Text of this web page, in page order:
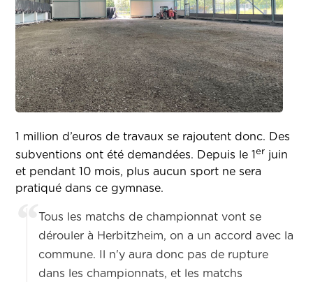
1 million d’euros de travaux se rajoutent donc. Des
subventions ont été demandées. Depuis le 1er juin
et pendant 10 mois, plus aucun sport ne sera
pratiqué dans ce gymnase.
Tous les matchs de championnat vont se
dérouler à Herbitzheim, on a un accord avec la
commune. Il n'y aura donc pas de rupture
dans les championnats, et les matchs